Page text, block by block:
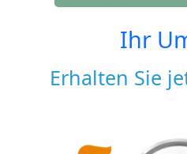
Ihr
Erhalten Sie